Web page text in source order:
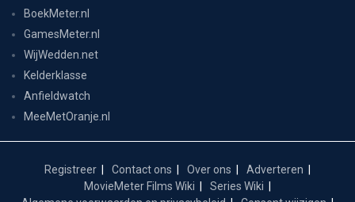
BoekMeter.nl
GamesMeter.nl
WijWedden.net
Kelderklasse
Anfieldwatch
MeeMetOranje.nl
Registreer Contact ons Over ons
Adverteren
MovieMeter Films Wiki
Series Wiki